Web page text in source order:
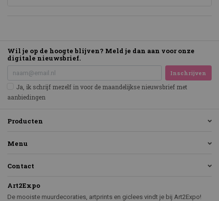
Wil je op de hoogte blijven? Meld je dan aan voor onze
digitale nieuwsbrief.
Inschrijven
Ja, ik schrijf mezelf in voor de maandelijkse nieuwsbrief met
aanbiedingen
Producten
Menu
Contact
Art2Expo
De mooiste muurdecoraties, artprints en giclees vindt je bij Art2Expo!